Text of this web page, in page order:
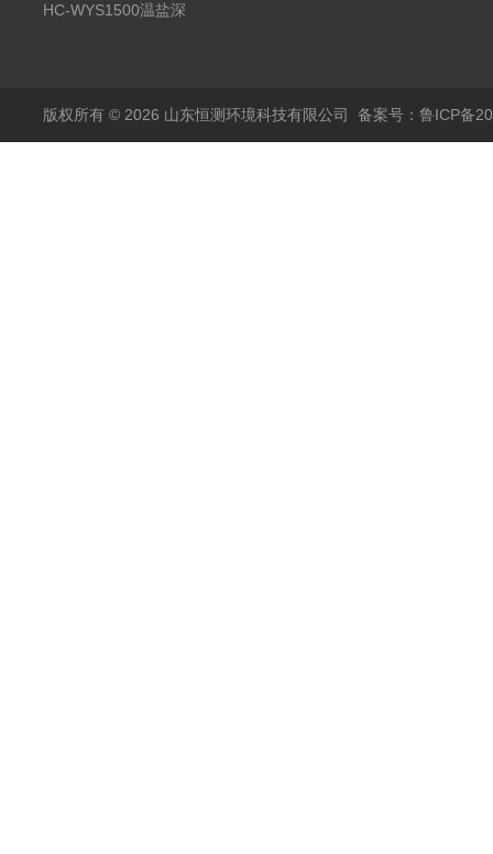
分析仪
HC-WYS1500温盐深
版权所有 © 2026 山东恒测环境科技有限公司 备案号：鲁ICP备